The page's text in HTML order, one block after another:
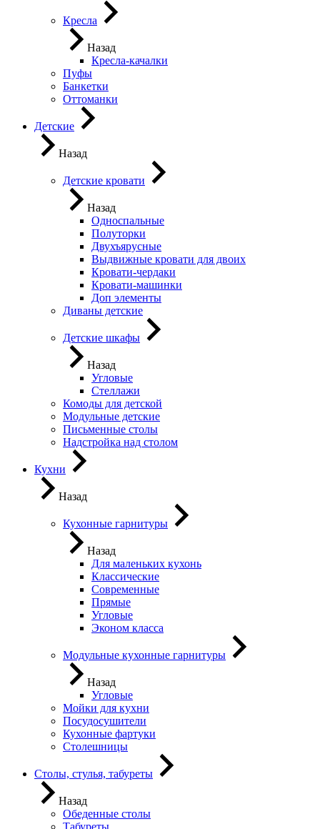
Кресла
Назад
Кресла-качалки
Пуфы
Банкетки
Оттоманки
Детские
Назад
Детские кровати
Назад
Односпальные
Полуторки
Двухъярусные
Выдвижные кровати для двоих
Кровати-чердаки
Кровати-машинки
Доп элементы
Диваны детские
Детские шкафы
Назад
Угловые
Стеллажи
Комоды для детской
Модульные детские
Письменные столы
Надстройка над столом
Кухни
Назад
Кухонные гарнитуры
Назад
Для маленьких кухонь
Классические
Современные
Прямые
Угловые
Эконом класса
Модульные кухонные гарнитуры
Назад
Угловые
Мойки для кухни
Посудосушители
Кухонные фартуки
Столешницы
Столы, стулья, табуреты
Назад
Обеденные столы
Табуреты